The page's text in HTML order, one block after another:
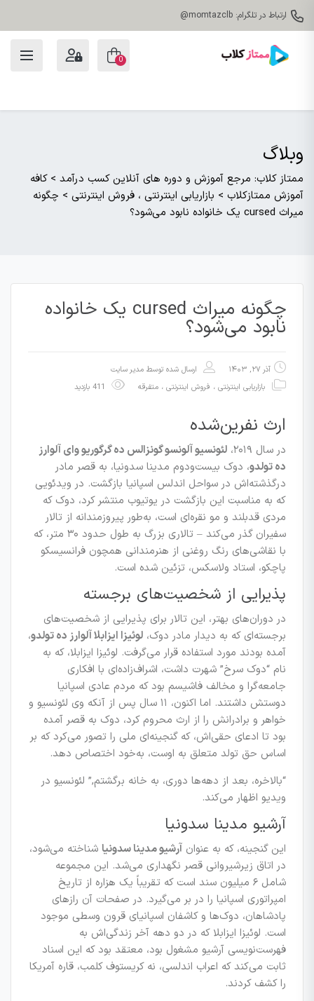
ارتباط در تلگرام: momtazclb@
0
وبلاگ
ممتاز کلاب: مرجع آموزش و دوره های آنلاین کسب درآمد > کافه
آموزش ممتازکلاب > بازاریابی اینترنتی ، فروش اینترنتی > چگونه
میراث cursed یک خانواده نابود می‌شود؟
چگونه میراث cursed یک خانواده
نابود می‌شود؟
آذر ۲۷, ۱۴۰۳ ارسال شده توسط مدیر سایت
بازاریابی اینترنتی ، فروش اینترنتی ، متفرقه
ارث نفرین‌شده
در سال ۲۰۱۹،
لئونسیو آلونسو گونزالس ده گرگوریو وای آلوارز
ده تولدو، دوک بیست‌ودوم مدینا سدونیا، به قصر مادر
درگذشته‌اش در سواحل اندلس اسپانیا بازگشت. در ویدئویی
که به مناسبت این بازگشت در یوتیوب منتشر کرد، دوک که
مردی قدبلند و مو نقره‌ای است، به‌طور پیروزمندانه از تالار
سفیران گذر می‌کند – تالاری بزرگ به طول حدود ۳۰ متر، که
با نقاشی‌های رنگ روغنی از هنرمندانی همچون فرانسیسکو
پاچکو، استاد ولاسکس، تزئین شده است.
پذیرایی از شخصیت‌های برجسته
در دوران‌های بهتر، این تالار برای پذیرایی از شخصیت‌های
برجسته‌ای که به دیدار مادر دوک، لوئیزا ایزابلا آلوارز ده تولدو،
آمده بودند مورد استفاده قرار می‌گرفت. لوئیزا ایزابلا، که به
نام “دوک سرخ” شهرت داشت، اشراف‌زاده‌ای با افکاری
جامعه‌گرا و مخالف فاشیسم بود که مردم عادی اسپانیا
دوستش داشتند. اما اکنون، ۱۱ سال پس از آنکه وی لئونسیو و
خواهر و برادرانش را از ارث محروم کرد، دوک به قصر آمده
بود تا ادعای حقی‌اش، که گنجینه‌ای ملی را تصور می‌کرد که بر
اساس حق تولد متعلق به اوست، به‌خود اختصاص دهد.
“بالاخره، بعد از دهه‌ها دوری، به خانه برگشتم,” لئونسیو در
ویدیو اظهار می‌کند.
آرشیو مدینا سدونیا
این گنجینه، که به عنوان آرشیو مدینا سدونیا شناخته می‌شود،
در اتاق زیرشیروانی قصر نگهداری می‌شد. این مجموعه
شامل ۶ میلیون سند است که تقریباً یک هزاره از تاریخ
امپراتوری اسپانیا را در بر می‌گیرد. در صفحات آن رازهای
پادشاهان، دوک‌ها و کاشفان اسپانیای قرون وسطی موجود
است. لوئیزا ایزابلا که در دو دهه آخر زندگی‌اش به
فهرست‌نویسی آرشیو مشغول بود، معتقد بود که این اسناد
ثابت می‌کند که اعراب اندلسی، نه کریستوف کلمب، قاره آمریکا
را کشف کردند.